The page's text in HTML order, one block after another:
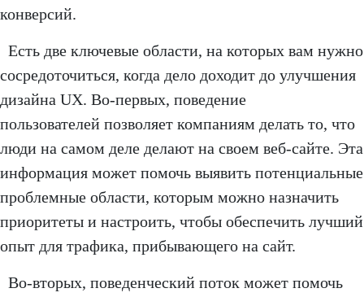
конверсий.
Есть две ключевые области, на которых вам нужно
сосредоточиться, когда дело доходит до улучшения
дизайна UX. Во-первых, поведение
пользователей позволяет компаниям делать то, что
люди на самом деле делают на своем веб-сайте. Эта
информация может помочь выявить потенциальные
проблемные области, которым можно назначить
приоритеты и настроить, чтобы обеспечить лучший
опыт для трафика, прибывающего на сайт.
Во-вторых, поведенческий поток может помочь